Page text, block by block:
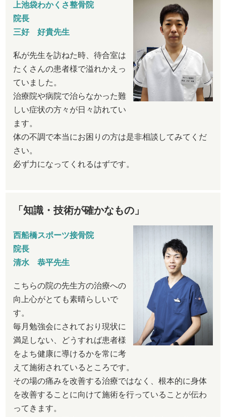
上池袋わかくさ整骨院
院長
三好 好貴先生
私が先生を訪ねた時、待合室は
たくさんの患者様で溢れかえっ
ていました。
治療院や病院で治らなかった難
しい症状の方々が日々訪れてい
ます。
体の不調で本当にお困りの方は是非相談してみてくだ
さい。
必ず力になってくれるはずです。
「知識・技術が確かなもの」
西船橋スポーツ接骨院
院長
清水 恭平先生
こちらの院の先生方の治療への
向上心がとても素晴らしいで
す。
毎月勉強会にされており現状に
満足しない、どうすれば患者様
をよち健康に導けるかを常に考
えて施術されているところです。
その場の痛みを改善する治療ではなく、根本的に身体
を改善することに向けて施術を行っていることが伝わ
ってきます。